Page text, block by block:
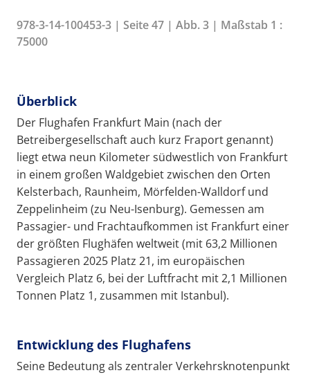
978-3-14-100453-3 | Seite 47 | Abb. 3 | Maßstab 1 :
75000
Überblick
Der Flughafen Frankfurt Main (nach der
Betreibergesellschaft auch kurz Fraport genannt)
liegt etwa neun Kilometer südwestlich von Frankfurt
in einem großen Waldgebiet zwischen den Orten
Kelsterbach, Raunheim, Mörfelden-Walldorf und
Zeppelinheim (zu Neu-Isenburg). Gemessen am
Passagier- und Frachtaufkommen ist Frankfurt einer
der größten Flughäfen weltweit (mit 63,2 Millionen
Passagieren 2025 Platz 21, im europäischen
Vergleich Platz 6, bei der Luftfracht mit 2,1 Millionen
Tonnen Platz 1, zusammen mit Istanbul).
Entwicklung des Flughafens
Seine Bedeutung als zentraler Verkehrsknotenpunkt